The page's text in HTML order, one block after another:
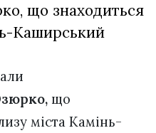
що знаходиться
Каширський
що
міста Камінь-